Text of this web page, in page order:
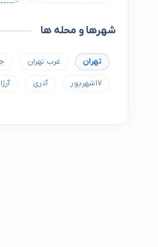
شهرها و محله ها
تهران غرب تهران
17شهریور آذری